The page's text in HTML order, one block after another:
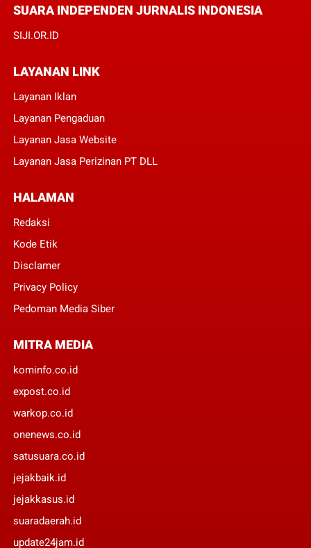
SUARA INDEPENDEN JURNALIS INDONESIA
SIJI.OR.ID
LAYANAN LINK
Layanan Iklan
Layanan Pengaduan
Layanan Jasa Website
Layanan Jasa Perizinan PT DLL
HALAMAN
Redaksi
Kode Etik
Disclamer
Privacy Policy
Pedoman Media Siber
MITRA MEDIA
kominfo.co.id
expost.co.id
warkop.co.id
onenews.co.id
satusuara.co.id
jejakbaik.id
jejakkasus.id
suaradaerah.id
update24jam.id